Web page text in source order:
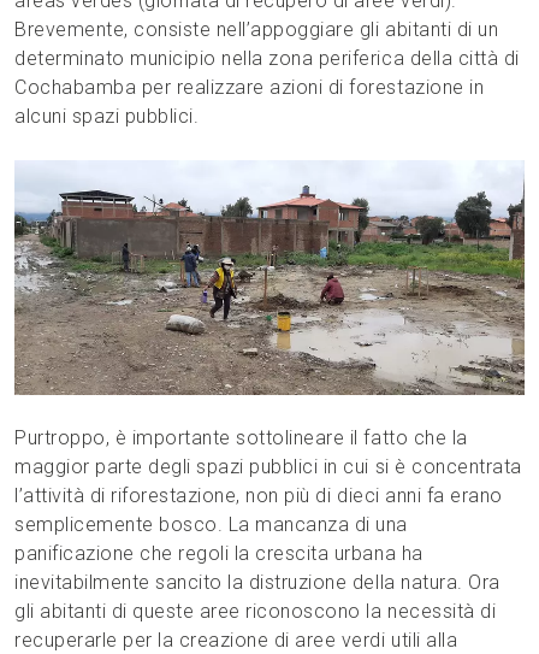
Brevemente, consiste nell’appoggiare gli abitanti di un
determinato municipio nella zona periferica della città di
Cochabamba per realizzare azioni di forestazione in
alcuni spazi pubblici.
Purtroppo, è importante sottolineare il fatto che la
maggior parte degli spazi pubblici in cui si è concentrata
l’attività di riforestazione, non più di dieci anni fa erano
semplicemente bosco. La mancanza di una
panificazione che regoli la crescita urbana ha
inevitabilmente sancito la distruzione della natura. Ora
gli abitanti di queste aree riconoscono la necessità di
recuperarle per la creazione di aree verdi utili alla